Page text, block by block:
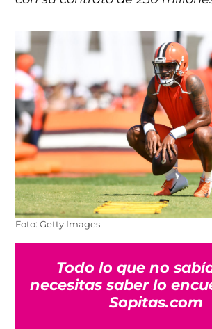
Foto: Getty Images
Todo lo que no
necesitas saber lo
Sopitas.com